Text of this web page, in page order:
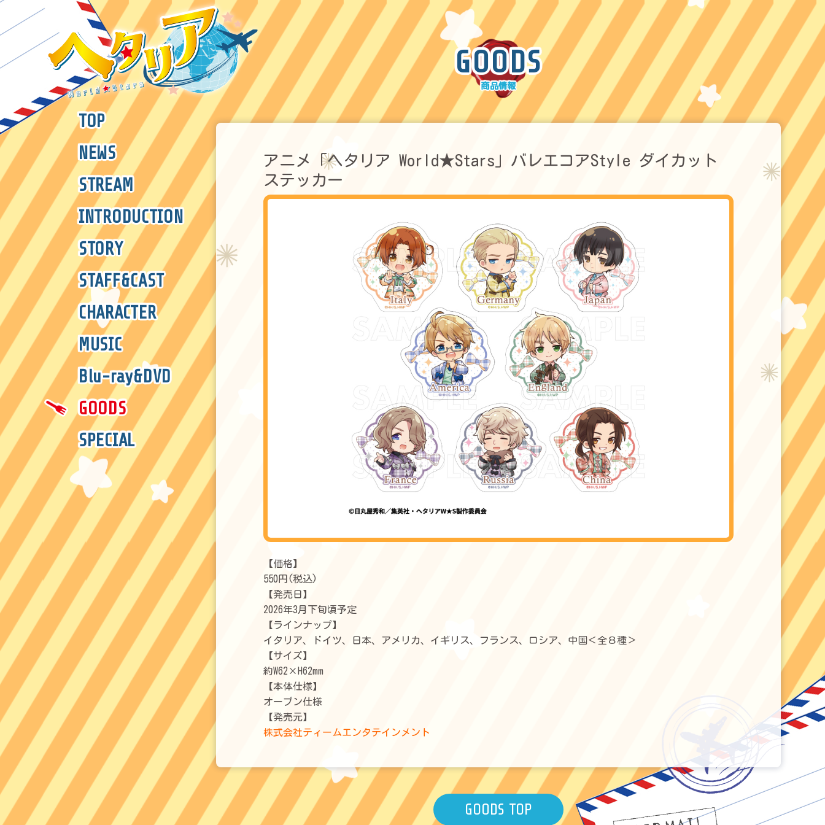
TOP
NEWS
STREAM
INTRODUCTION
STORY
STAFF&CAST
CHARACTER
MUSIC
Blu-ray&DVD
GOODS
SPECIAL
GOODS
アニメ「ヘタリア World★Stars」バレエコアStyle ダイカット
ステッカー
【価格】
550円(税込)
【発売日】
2026年3月下旬頃予定
【ラインナップ】
イタリア、ドイツ、日本、アメリカ、イギリス、フランス、ロシア、中国＜全８種＞
【サイズ】
約W62×H62mm
【本体仕様】
オープン仕様
【発売元】
株式会社ティームエンタテインメント
GOODS TOP